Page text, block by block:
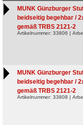
MUNK Günzburger
beidseitig begehbar /
gemäß TRBS 2121-2
Artikelnummer: 33806 |
MUNK Günzburger
beidseitig begehbar /
gemäß TRBS 2121-2
Artikelnummer: 33808 |